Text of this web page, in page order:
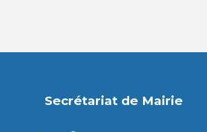
Secrétariat de Mairie